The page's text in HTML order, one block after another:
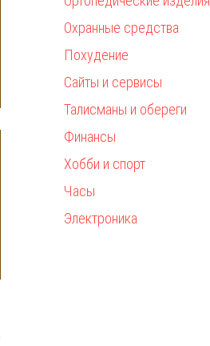
Охранные средства
Похудение
Сайты и сервисы
Талисманы и обереги
Финансы
Хобби и спорт
Часы
Электроника